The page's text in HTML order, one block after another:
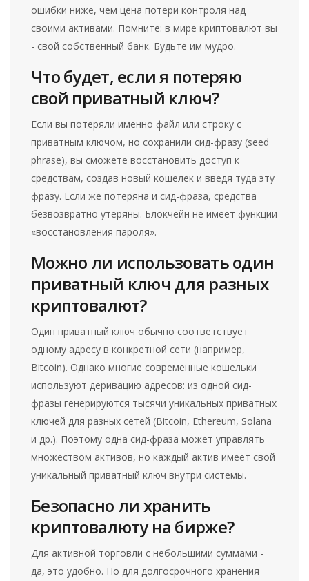
ошибки ниже, чем цена потери контроля над
своими активами. Помните: в мире криптовалют вы
- свой собственный банк. Будьте им мудро.
Что будет, если я потеряю
свой приватный ключ?
Если вы потеряли именно файл или строку с
приватным ключом, но сохранили сид-фразу (seed
phrase), вы сможете восстановить доступ к
средствам, создав новый кошелек и введя туда эту
фразу. Если же потеряна и сид-фраза, средства
безвозвратно утеряны. Блокчейн не имеет функции
«восстановления пароля».
Можно ли использовать один
приватный ключ для разных
криптовалют?
Один приватный ключ обычно соответствует
одному адресу в конкретной сети (например,
Bitcoin). Однако многие современные кошельки
используют деривацию адресов: из одной сид-
фразы генерируются тысячи уникальных приватных
ключей для разных сетей (Bitcoin, Ethereum, Solana
и др.). Поэтому одна сид-фраза может управлять
множеством активов, но каждый актив имеет свой
уникальный приватный ключ внутри системы.
Безопасно ли хранить
криптовалюту на бирже?
Для активной торговли с небольшими суммами -
да, это удобно. Но для долгосрочного хранения